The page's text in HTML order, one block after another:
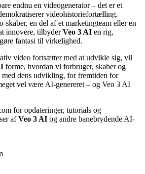
endnu en videogenerator – det er et
videohistoriefortælling.
skaber, en del af et marketingteam eller en
innovere, tilbyderVeo 3 AI en rig,
fantasi til virkelighed.
video fortsætter med at udvikle sig, vil
forme, hvordan vi forbruger, skaber og
dens udvikling, for fremtiden for
vel være AI-genereret – og Veo 3 AI
for opdateringer, tutorials og
afVeo 3 AI og andre banebrydende AI-